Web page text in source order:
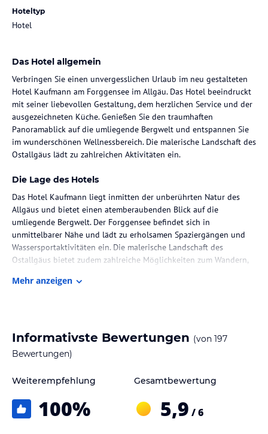
Hoteltyp
Hotel
Das Hotel allgemein
Verbringen Sie einen unvergesslichen Urlaub im neu gestalteten
Hotel Kaufmann am Forggensee im Allgäu. Das Hotel beeindruckt
mit seiner liebevollen Gestaltung, dem herzlichen Service und der
ausgezeichneten Küche. Genießen Sie den traumhaften
Panoramablick auf die umliegende Bergwelt und entspannen Sie
im wunderschönen Wellnessbereich. Die malerische Landschaft des
Ostallgäus lädt zu zahlreichen Aktivitäten ein.
Die Lage des Hotels
Das Hotel Kaufmann liegt inmitten der unberührten Natur des
Allgäus und bietet einen atemberaubenden Blick auf die
umliegende Bergwelt. Der Forggensee befindet sich in
unmittelbarer Nähe und lädt zu erholsamen Spaziergängen und
Wassersportaktivitäten ein. Die malerische Landschaft des
Ostallgäus bietet zudem zahlreiche Möglichkeiten zum Wandern,
auch sehenswerte Orte wie das Schloss Neuschwanstein.
gestaltet und bieten eine gemütliche Atmosphäre zum
Wohlfühlen. Mit viel Liebe zum Detail wurden traditionelle
Jedes Zimmer verfügt über modernen Komfort und eine
erlebnisreichen Tag entspannen und die Ruhe der Natur genießen.
Mehr anzeigen
Informativste Bewertungen (von 197
Bewertungen)
Weiterempfehlung
100%
Gesamtbewertung
5,9 / 6